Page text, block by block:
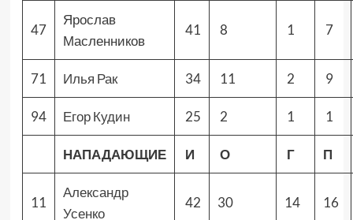
47
Ярослав
Масленников
41 8 1 7
71 Илья Рак 34 11 2 9
94 Егор Кудин 25 2 1 1
НАПАДАЮЩИЕ И О Г П
11
Александр
Усенко
42 30 14 16